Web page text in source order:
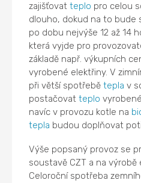
zajišťovatteplo pro celou
dlouho, dokud na to bude
po dobu nejvýše 12 až 14
která vyjde pro
základě např. výkupních
vyrobené elektřiny. V
při větší spotřebětepla v
postačovatteplo
navíc v provozu kotle na
tepla budou doplňovat
Výše popsaný provoz se
soustavě CZT a na
Celoroční spotřeba